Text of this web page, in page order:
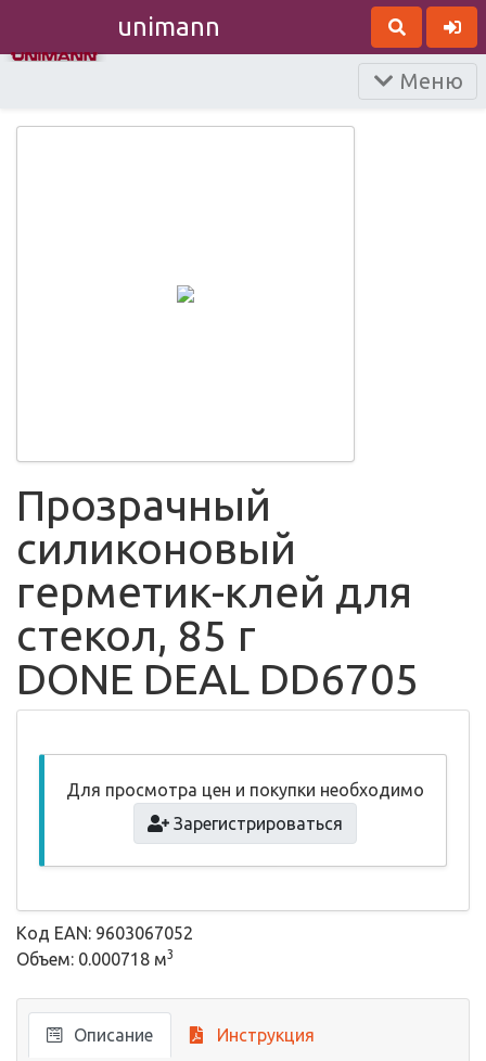
unimann
Меню
Прозрачный
силиконовый
герметик-клей для
стекол, 85 г
DONE DEAL DD6705
Для просмотра цен и покупки необходимо
Зарегистрироваться
Код EAN: 9603067052
Объем: 0.000718 м3
Описание Инструкция